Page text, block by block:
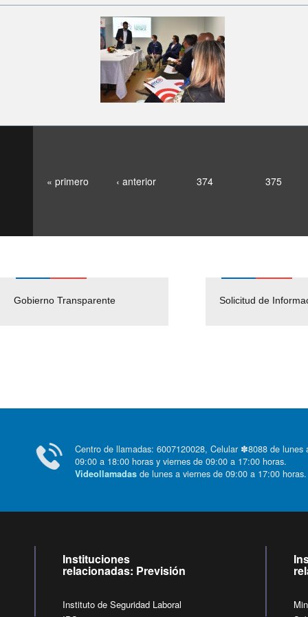
« primero ‹ anterior 374 375
Gobierno Transparente Solicitud de
Pago Proveedores
Centro de llamadas: 6007120028, Celular ✽8088 de
09:00 a 18:00 horas y viernes de 09:00 a 17:00 horas.
Videollamadas de lunes a viernes de 09:00 a 17:00
Instituciones
relacionadas: Previsión
Instituto de Seguridad Laboral